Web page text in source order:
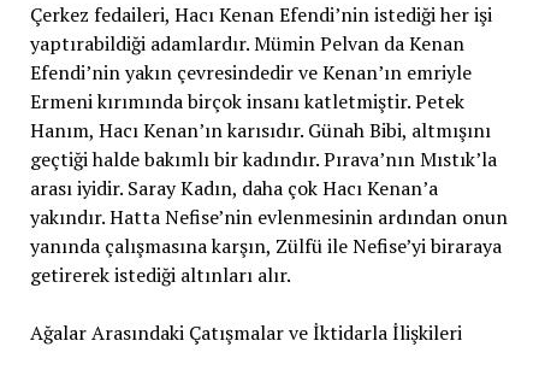
Çerkez fedaileri, Hacı Kenan Efendi’nin istediği her işi
yaptırabildiği adamlardır. Mümin Pelvan da Kenan
Efendi’nin yakın çevresindedir ve Kenan’ın emriyle
Ermeni kırımında birçok insanı katletmiştir. Petek
Hanım, Hacı Kenan’ın karısıdır. Günah Bibi, altmışını
geçtiği halde bakımlı bir kadındır. Pırava’nın Mıstık’la
arası iyidir. Saray Kadın, daha çok Hacı Kenan’a
yakındır. Hatta Nefise’nin evlenmesinin ardından onun
yanında çalışmasına karşın, Zülfü ile Nefise’yi biraraya
getirerek istediği altınları alır.
Ağalar Arasındaki Çatışmalar ve İktidarla İlişkileri